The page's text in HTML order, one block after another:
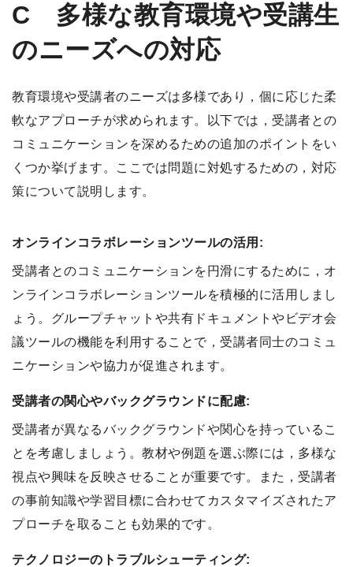
C
多様な教育環境や受講生
のニーズへの対応
教育環境や受講者のニーズは多様であり，個に応じた柔
軟なアプローチが求められます。以下では，受講者との
コミュニケーションを深めるための追加のポイントをい
くつか挙げます。ここでは問題に対処するための，対応
策について説明します。
オンラインコラボレーションツールの活用:
受講者とのコミュニケーションを円滑にするために，オ
ンラインコラボレーションツールを積極的に活用しまし
ょう。グループチャットや共有ドキュメントやビデオ会
議ツールの機能を利用することで，受講者同士のコミュ
ニケーションや協力が促進されます。
受講者の関心やバックグラウンドに配慮:
受講者が異なるバックグラウンドや関心を持っているこ
とを考慮しましょう。教材や例題を選ぶ際には，多様な
視点や興味を反映させることが重要です。また，受講者
の事前知識や学習目標に合わせてカスタマイズされたア
プローチを取ることも効果的です。
テクノロジーのトラブルシューティング: